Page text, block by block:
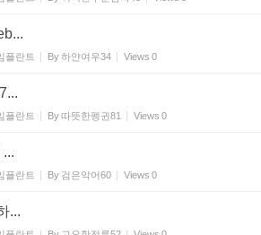
플란트 By하얀여우34 Views 0
플란트 By따뜻한펭귄81 Views 0
플란트 By 검은악어60 Views 0
...